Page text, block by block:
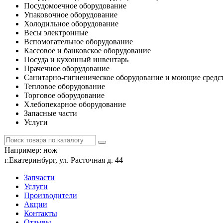
Посудомоечное оборудование
Упаковочное оборудование
Холодильное оборудование
Весы электронные
Вспомогательное оборудование
Кассовое и банковское оборудование
Посуда и кухонный инвентарь
Прачечное оборудование
Санитарно-гигиеническое оборудование и моющие
Тепловое оборудование
Торговое оборудование
Хлебопекарное оборудование
Запасные части
Услуги
Например: нож
г.Екатеринбург, ул. Расточная д. 44
Запчасти
Услуги
Производители
Акции
Контакты